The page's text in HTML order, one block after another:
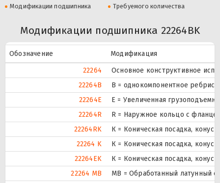
Модификации подшипника
Требуемого количества
Модификации подшипника 22264BK
Обозначение
Модификация
22264
Основное конструктивное
22264B
B = однокомпонентное
22264E
Е = Увеличенная
22264R
R = Наружное кольцо с
22264RK
К = Коническая посадка,
22264 K
К = Коническая посадка,
22264EK
К = Коническая посадка,
22264 MB
MB = Обработанный латунный